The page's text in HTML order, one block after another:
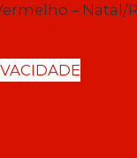
– Natal/